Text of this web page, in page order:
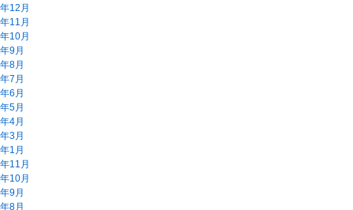
12月
11月
10月
9月
8月
7月
6月
5月
4月
3月
1月
11月
10月
9月
8月